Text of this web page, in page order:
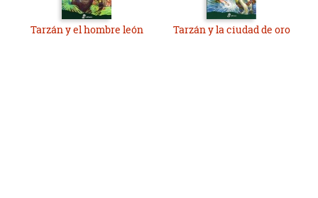
Tarzán y el hombre león Tarzán y la ciudad de oro